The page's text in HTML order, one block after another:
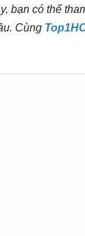
bạn có thể
Cùng